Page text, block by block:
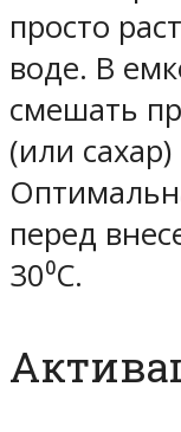
просто
воде. В
смешать
(или
перед
30⁰С.